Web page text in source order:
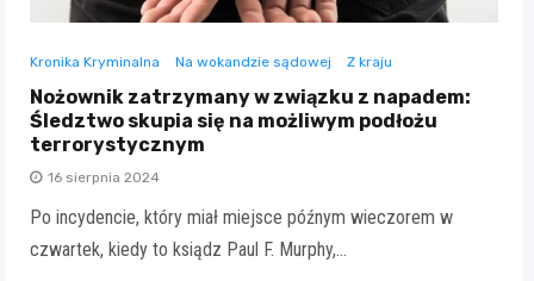
Kronika Kryminalna Na wokandzie sądowej Z kraju
Nożownik zatrzymany w związku z napadem:
Śledztwo skupia się na możliwym podłożu
terrorystycznym
16 sierpnia 2024
Po incydencie, który miał miejsce późnym wieczorem w
czwartek, kiedy to ksiądz Paul F. Murphy,…